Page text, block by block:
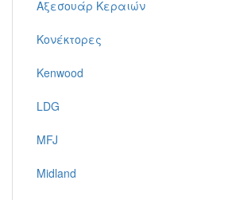
Αξεσουάρ Κεραιών
Κονέκτορες
Kenwood
LDG
MFJ
Midland